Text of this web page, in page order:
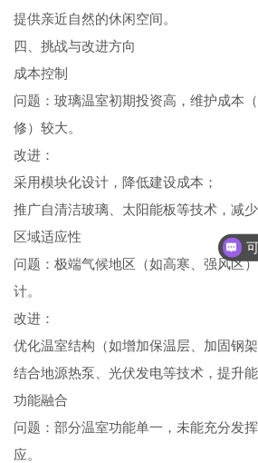
提供亲近自然的休闲空间。
四、挑战与改进方向
成本控制
问题：玻璃温室初期投资高，维护成本
修）较大。
改进：
采用模块化设计，降低建设成本；
推广自清洁玻璃、太阳能板等技术，减少
区域适应性
问题：极端气候地区（如高寒、强风区
计。
改进：
优化温室结构（如增加保温层、加固钢架
结合地源热泵、光伏发电等技术，提升能
功能融合
问题：部分温室功能单一，未能充分发
应。